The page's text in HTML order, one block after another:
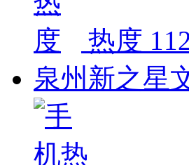
热度
泉州新之星